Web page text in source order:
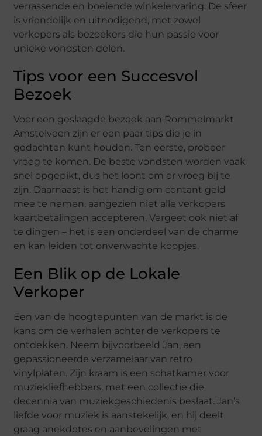
verrassende en boeiende winkelervaring. De sfeer
is vriendelijk en uitnodigend, met zowel
verkopers als bezoekers die hun passie voor
unieke vondsten delen.
Tips voor een Succesvol
Bezoek
Voor een geslaagde bezoek aan Rommelmarkt
Amstelveen zijn er een paar tips die je in
gedachten kunt houden. Ten eerste, probeer
vroeg te komen. De beste vondsten worden vaak
snel opgepikt, dus het loont om er vroeg bij te
zijn. Daarnaast is het handig om contant geld
mee te nemen, aangezien niet alle verkopers
kaartbetalingen accepteren. Vergeet ook niet af
te dingen – het is een onderdeel van de charme
en kan leiden tot onverwachte koopjes.
Een Blik op de Lokale
Verkoper
Een van de hoogtepunten van de markt is de
kans om de verhalen achter de verkopers te
ontdekken. Neem bijvoorbeeld Jan, een
gepassioneerde verzamelaar van retro
vinylplaten. Zijn kraam is een schatkamer voor
muziekliefhebbers, met een collectie die
decennia van muziekgeschiedenis beslaat. Jan’s
liefde voor muziek is aanstekelijk, en hij deelt
graag anekdotes en aanbevelingen met